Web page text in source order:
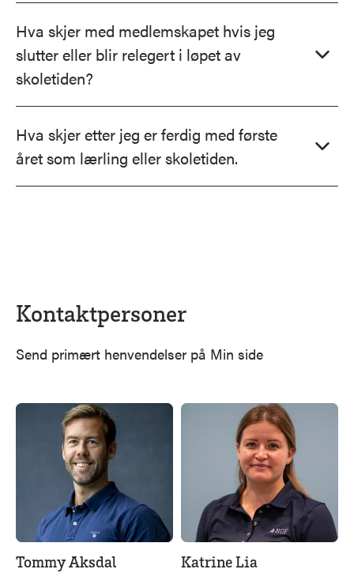
Hva skjer med medlemskapet hvis jeg
slutter eller blir relegert i løpet av
skoletiden?
Hva skjer etter jeg er ferdig med første
året som lærling eller skoletiden.
Kontaktpersoner
Send primært henvendelser på Min side
Tommy Aksdal Katrine Lia